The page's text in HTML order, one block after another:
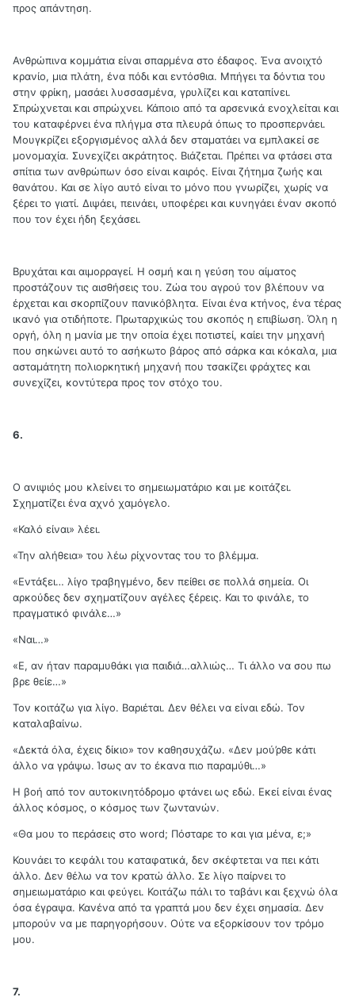
προς απάντηση.
Ανθρώπινα κομμάτια είναι σπαρμένα στο έδαφος. Ένα ανοιχτό
κρανίο, μια πλάτη, ένα πόδι και εντόσθια. Μπήγει τα δόντια του
στην φρίκη, μασάει λυσσασμένα, γρυλίζει και καταπίνει.
Σπρώχνεται και σπρώχνει. Κάποιο από τα αρσενικά ενοχλείται και
του καταφέρνει ένα πλήγμα στα πλευρά όπως το προσπερνάει.
Μουγκρίζει εξοργισμένος αλλά δεν σταματάει να εμπλακεί σε
μονομαχία. Συνεχίζει ακράτητος. Βιάζεται. Πρέπει να φτάσει στα
σπίτια των ανθρώπων όσο είναι καιρός. Είναι ζήτημα ζωής και
θανάτου. Και σε λίγο αυτό είναι το μόνο που γνωρίζει, χωρίς να
ξέρει το γιατί. Διψάει, πεινάει, υποφέρει και κυνηγάει έναν σκοπό
που τον έχει ήδη ξεχάσει.
Βρυχάται και αιμορραγεί. Η οσμή και η γεύση του αίματος
προστάζουν τις αισθήσεις του. Ζώα του αγρού τον βλέπουν να
έρχεται και σκορπίζουν πανικόβλητα. Είναι ένα κτήνος, ένα τέρας
ικανό για οτιδήποτε. Πρωταρχικώς του σκοπός η επιβίωση. Όλη η
οργή, όλη η μανία με την οποία έχει ποτιστεί, καίει την μηχανή
που σηκώνει αυτό το ασήκωτο βάρος από σάρκα και κόκαλα, μια
ασταμάτητη πολιορκητική μηχανή που τσακίζει φράχτες και
συνεχίζει, κοντύτερα προς τον στόχο του.
6.
Ο ανιψιός μου κλείνει το σημειωματάριο και με κοιτάζει.
Σχηματίζει ένα αχνό χαμόγελο.
«Καλό είναι» λέει.
«Την αλήθεια» του λέω ρίχνοντας του το βλέμμα.
«Εντάξει… λίγο τραβηγμένο, δεν πείθει σε πολλά σημεία. Οι
αρκούδες δεν σχηματίζουν αγέλες ξέρεις. Και το φινάλε, το
πραγματικό φινάλε…»
«Ναι…»
«Ε, αν ήταν παραμυθάκι για παιδιά…αλλιώς… Τι άλλο να σου πω
βρε θείε…»
Τον κοιτάζω για λίγο. Βαριέται. Δεν θέλει να είναι εδώ. Τον
καταλαβαίνω.
«Δεκτά όλα, έχεις δίκιο» τον καθησυχάζω. «Δεν μού’ρθε κάτι
άλλο να γράψω. Ίσως αν το έκανα πιο παραμύθι…»
Η βοή από τον αυτοκινητόδρομο φτάνει ως εδώ. Εκεί είναι ένας
άλλος κόσμος, ο κόσμος των ζωντανών.
«Θα μου το περάσεις στο word; Πόσταρε το και για μένα, ε;»
Κουνάει το κεφάλι του καταφατικά, δεν σκέφτεται να πει κάτι
άλλο. Δεν θέλω να τον κρατώ άλλο. Σε λίγο παίρνει το
σημειωματάριο και φεύγει. Κοιτάζω πάλι το ταβάνι και ξεχνώ όλα
όσα έγραψα. Κανένα από τα γραπτά μου δεν έχει σημασία. Δεν
μπορούν να με παρηγορήσουν. Ούτε να εξορκίσουν τον τρόμο
μου.
7.